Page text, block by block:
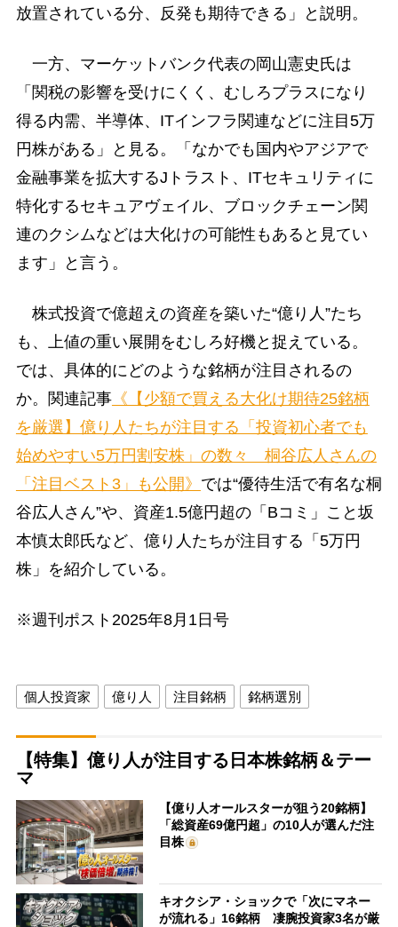
放置されている分、反発も期待できる」と説明。
一方、マーケットバンク代表の岡山憲史氏は
「関税の影響を受けにくく、むしろプラスになり
得る内需、半導体、ITインフラ関連などに注目5万
円株がある」と見る。「なかでも国内やアジアで
金融事業を拡大するJトラスト、ITセキュリティに
特化するセキュアヴェイル、ブロックチェーン関
連のクシムなどは大化けの可能性もあると見てい
ます」と言う。
株式投資で億超えの資産を築いた“億り人”たち
も、上値の重い展開をむしろ好機と捉えている。
では、具体的にどのような銘柄が注目されるの
か。関連記事《【少額で買える大化け期待25銘柄
を厳選】億り人たちが注目する「投資初心者でも
始めやすい5万円割安株」の数々 桐谷広人さんの
「注目ベスト3」も公開》 では“優待生活で有名な桐
谷広人さん”や、資産1.5億円超の「Bコミ」こと坂
本慎太郎氏など、億り人たちが注目する「5万円
株」を紹介している。
※週刊ポスト2025年8月1日号
個人投資家 億り人 注目銘柄 銘柄選別
【特集】億り人が注目する日本株銘柄＆テー
マ
【億り人オールスターが狙う20銘柄】
「総資産69億円超」の10人が選んだ注
目株
キオクシア・ショックで「次にマネー
が流れる」16銘柄 凄腕投資家3名が厳